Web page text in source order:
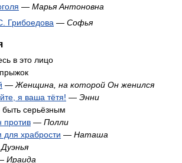
— Марья Антоновна
Грибоедова — Софья
в это лицо
— Женщина, на которой Он женился
я ваша тётя! — Энни
серьёзным
против — Полли
для храбрости — Наташа
Дуэнья
Ираида